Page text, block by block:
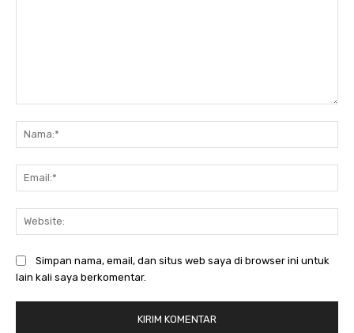
Simpan nama, email, dan situs web saya di browser ini untuk
lain kali saya berkomentar.